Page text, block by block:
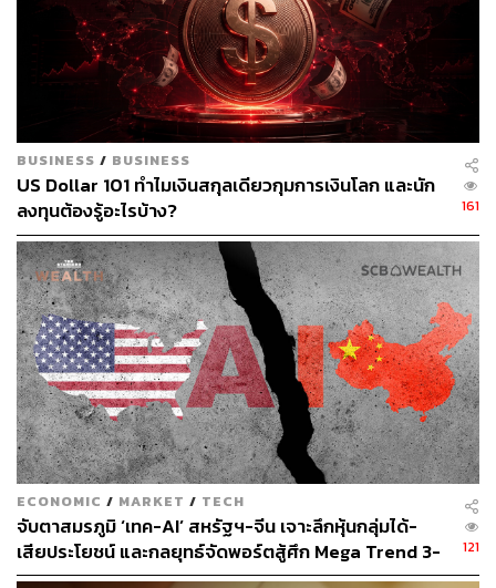
r-temporarily-caps-number-of-tweets-users-can-see-e
ach-day?cmpid=socialflow-facebook-business&utm_
source=facebook&utm_campaign=socialflow-organi
c&utm_medium=social&utm_content=business&fbcli
d=IwAR0faJgle3qAUZOUxUmgTbqYfZ-jBVQZY8wc
7Tmu01s7_uEJRde79QjBvs0_aem_AZ3Eu5plrvgpv
LaHjojCRMhi1RiS_4UI5WOieSwP2MJwXq2x4Hf0
WMmG-nj-4IaV7qw&mibextid=Zxz2cZ&sref=CVqPB
MVg#xj4y7vzkg
www.theverge.com/2023/7/1/23781198/twitter-daily-r
eading-limit-elon-musk-verified-paywall?fbclid=IwAR
2skQdGhbKn7zgONfQ5z3E08C5r_QKBR2k8dkiez-
8JgRwH0fA8RehCdDI
สามารถติดตาม THE STANDARD WEALTH
ผ่านแอปพลิเคชันต่างๆ ที่คุณสะดวกหรือใช้งานอยู่แล้วได้เลย
BUSINESS / BUSINESS
US Dollar 101 ทำไมเงินสกุลเดียวกุมการเงินโลก และนัก
ลงทุนต้องรู้อะไรบ้าง?
161
ECONOMIC / MARKET / TECH
จับตาสมรภูมิ ‘เทค-AI’ สหรัฐฯ-จีน เจาะลึกหุ้นกลุ่มได้-
เสียประโยชน์ และกลยุทธ์จัดพอร์ตสู้ศึก Mega Trend 3-
5 ปีข้างหน้า
121